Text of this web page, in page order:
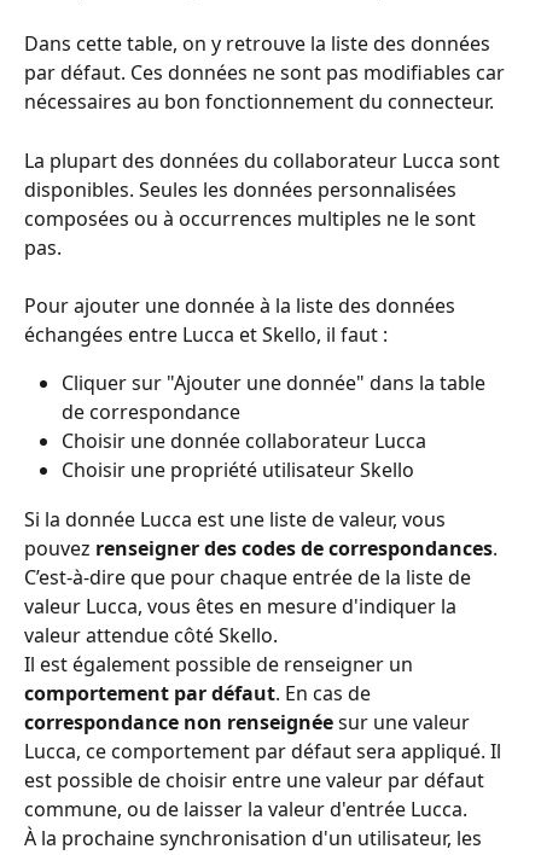
Dans cette table, on y retrouve la liste des données
par défaut. Ces données ne sont pas modifiables car
nécessaires au bon fonctionnement du connecteur.
La plupart des données du collaborateur Lucca sont
disponibles. Seules les données personnalisées
composées ou à occurrences multiples ne le sont
pas.
Pour ajouter une donnée à la liste des données
échangées entre Lucca et Skello, il faut :
Cliquer sur "Ajouter une donnée" dans la table
de correspondance
Choisir une donnée collaborateur Lucca
Choisir une propriété utilisateur Skello
Si la donnée Lucca est une liste de valeur, vous
pouvez renseigner des codes de correspondances.
C’est-à-dire que pour chaque entrée de la liste de
valeur Lucca, vous êtes en mesure d'indiquer la
valeur attendue côté Skello.
Il est également possible de renseigner un
comportement par défaut. En cas de
correspondance non renseignée sur une valeur
Lucca, ce comportement par défaut sera appliqué. Il
est possible de choisir entre une valeur par défaut
commune, ou de laisser la valeur d'entrée Lucca.
À la prochaine synchronisation d'un utilisateur, les